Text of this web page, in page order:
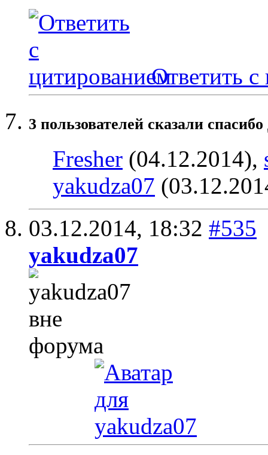
Ответить с
3 пользователей сказали
Fresher (04.12.2014),
yakudza07
03.12.2014, 18:32 #535
yakudza07